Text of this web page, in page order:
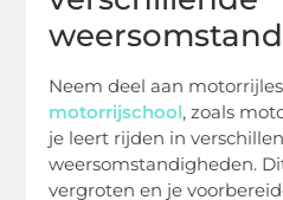
Neem deel aan
motorrijschool, zoals
je leert rijden in
weersomstandigheden.
vergroten en je